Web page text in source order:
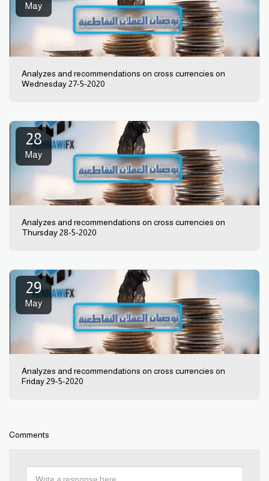
May
Analyzes and recommendations on cross currencies on
Wednesday 27-5-2020
28
May
Analyzes and recommendations on cross currencies on
Thursday 28-5-2020
29
May
Analyzes and recommendations on cross currencies on
Friday 29-5-2020
Comments